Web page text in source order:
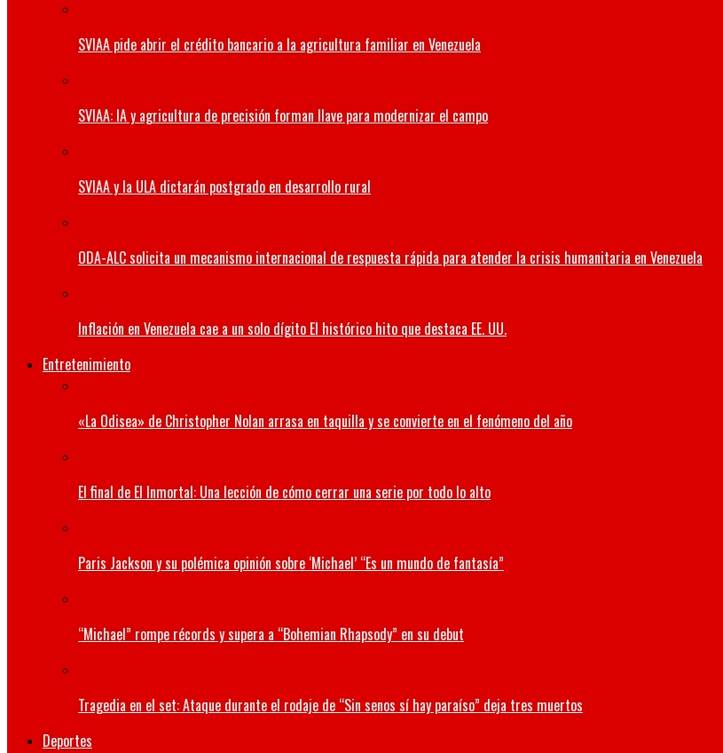
SVIAA pide abrir el crédito bancario a la agricultura familiar en Venezuela
SVIAA: IA y agricultura de precisión forman llave para modernizar el campo
SVIAA y la ULA dictarán postgrado en desarrollo rural
ODA-ALC solicita un mecanismo internacional de respuesta rápida para atender la crisis humanitaria en Venezuela
Inflación en Venezuela cae a un solo dígito El histórico hito que destaca EE. UU.
Entretenimiento
«La Odisea» de Christopher Nolan arrasa en taquilla y se convierte en el fenómeno del año
El final de El Inmortal: Una lección de cómo cerrar una serie por todo lo alto
Paris Jackson y su polémica opinión sobre ‘Michael’ “Es un mundo de fantasía”
“Michael” rompe récords y supera a “Bohemian Rhapsody” en su debut
Tragedia en el set: Ataque durante el rodaje de “Sin senos sí hay paraíso” deja tres muertos
Deportes